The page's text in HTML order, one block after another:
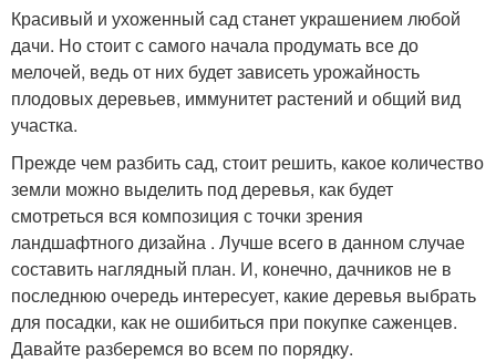
Красивый и ухоженный сад станет украшением любой
дачи. Но стоит с самого начала продумать все до
мелочей, ведь от них будет зависеть урожайность
плодовых деревьев, иммунитет растений и общий вид
участка.
Прежде чем разбить сад, стоит решить, какое количество
земли можно выделить под деревья, как будет
смотреться вся композиция с точки зрения
ландшафтного дизайна . Лучше всего в данном случае
составить наглядный план. И, конечно, дачников не в
последнюю очередь интересует, какие деревья выбрать
для посадки, как не ошибиться при покупке саженцев.
Давайте разберемся во всем по порядку.